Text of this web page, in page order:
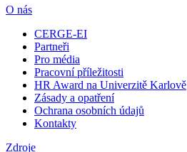
O nás
CERGE-EI
Partneři
Pro média
Pracovní příležitosti
HR Award na Univerzitě Karlově
Zásady a opatření
Ochrana osobních údajů
Kontakty
Zdroje